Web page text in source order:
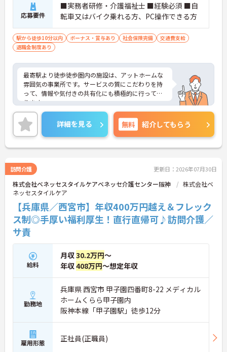
応募要件
■実務者研修・介護福祉士 ■経験必須 ■自
転車又はバイク乗れる方、PC操作できる方
駅から徒歩10分以内 ボーナス・賞与あり 社会保険完備
交通費支給
退職金制度あり
最寄駅より徒歩徒歩圏内の施設は、アットホームな
雰囲気の事業所です。サービスの質にこだわりを持
って、情報や気付きの共有化にも積極的に行ってお
ります。
スタッフと関わりをもってお仕事をしていただくの
で、コミュニケーションを取れる方を募集していま
す。日・祝が固定休になるため、家庭との両立がし
やすい職場です。
ご興味のある方には、面接対策ポイントなど、さら
さい！
詳細を見る 無料 紹介してもらう
訪問介護 更新日：2026年07月30日
株式会社ベネッセスタイルケアベネッセ介護センター阪神
株式会社ベ
ネッセスタイルケア
【兵庫県／西宮市】年収400万円越え＆フレック
ス制◎手厚い福利厚生！直行直帰可♪訪問介護／
サ責
給料
月収30.2万円～
年収408万円～想定年収
勤務地
兵庫県 西宮市 甲子園四番町8-22 メディカル
ホームくらら甲子園内
阪神本線「甲子園駅」徒歩12分
雇用形態 正社員(正職員)